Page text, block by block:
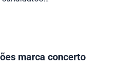
marca concerto